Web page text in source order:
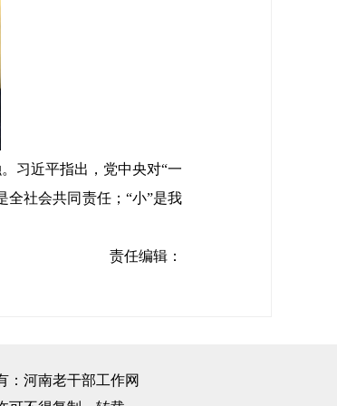
习近平指出，党中央对“一
全社会共同责任；“小”是我
责任编辑：
：河南老干部工作网